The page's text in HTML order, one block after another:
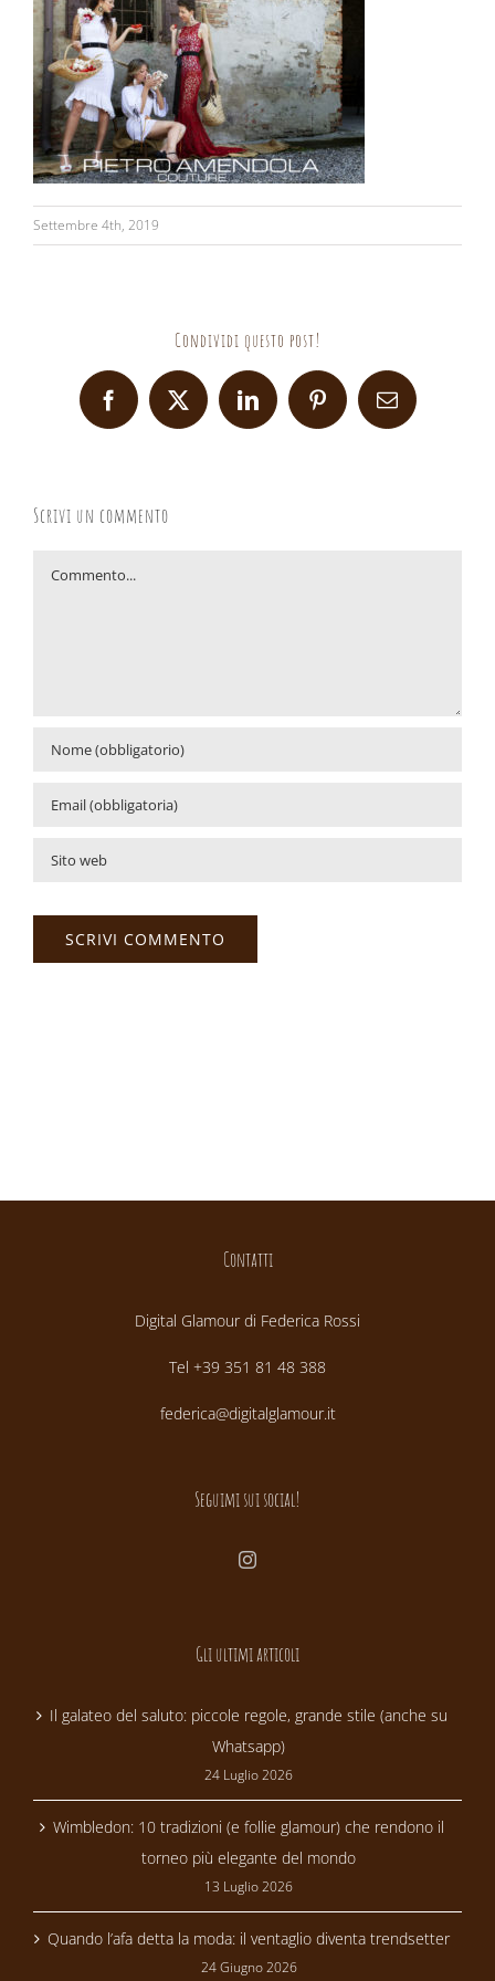
Settembre 4th, 2019
Condividi questo post!
Facebook
X LinkedInPinterestEmail
Scrivi un commento
Contatti
Digital Glamour di Federica Rossi
Tel +39 351 81 48 388
federica@digitalglamour.it
Seguimi sui social!
Gli ultimi articoli
Il galateo del saluto: piccole regole, grande stile (anche su
Whatsapp)
24 Luglio 2026
Wimbledon: 10 tradizioni (e follie glamour) che rendono il
torneo più elegante del mondo
13 Luglio 2026
Quando l’afa detta la moda: il ventaglio diventa trendsetter
24 Giugno 2026